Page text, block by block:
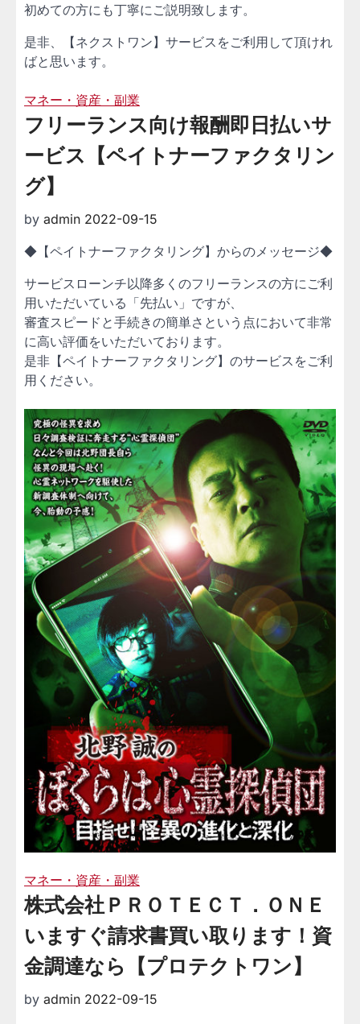
初めての方にも丁寧にご説明致します。
是非、【ネクストワン】サービスをご利用して頂けれ
ばと思います。
マネー・資産・副業
フリーランス向け報酬即日払いサ
ービス【ペイトナーファクタリン
グ】
by admin 2022-09-15
◆【ペイトナーファクタリング】からのメッセージ◆
サービスローンチ以降多くのフリーランスの方にご利
用いただいている「先払い」ですが、
審査スピードと手続きの簡単さという点において非常
に高い評価をいただいております。
是非【ペイトナーファクタリング】のサービスをご利
用ください。
マネー・資産・副業
株式会社ＰＲＯＴＥＣＴ．ＯＮＥ
いますぐ請求書買い取ります！資
金調達なら【プロテクトワン】
by admin 2022-09-15